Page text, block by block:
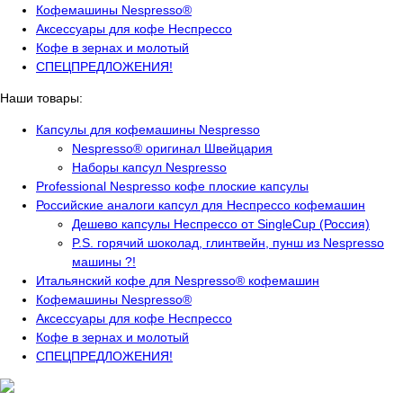
Кофемашины Nespresso®
Аксессуары для кофе Неспрессо
Кофе в зернах и молотый
СПЕЦПРЕДЛОЖЕНИЯ!
Наши товары:
Капсулы для кофемашины Nespresso
Nespresso® оригинал Швейцария
Наборы капсул Nespresso
Professional Nespresso кофе плоские капсулы
Российские аналоги капсул для Неспрессо кофемашин
Дешево капсулы Неспрессо от SingleCup (Россия)
P.S. горячий шоколад, глинтвейн, пунш из Nespresso
машины ?!
Итальянский кофе для Nespresso® кофемашин
Кофемашины Nespresso®
Аксессуары для кофе Неспрессо
Кофе в зернах и молотый
СПЕЦПРЕДЛОЖЕНИЯ!